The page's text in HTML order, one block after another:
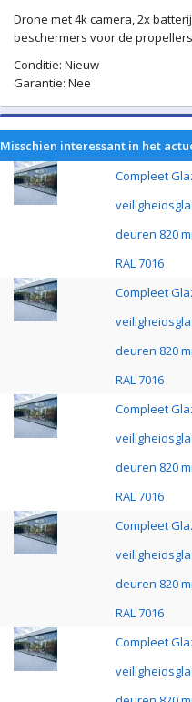
Drone met 4k camera, 2x
beschermers voor de
Conditie: Nieuw
Garantie: Nee
Misschien interessant in het
Compleet
deuren 820
RAL 7016
Compleet
deuren 820
RAL 7016
Compleet
deuren 820
RAL 7016
Compleet
deuren 820
RAL 7016
Compleet